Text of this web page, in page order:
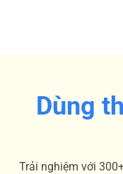
Dùng
Trải nghiệm với